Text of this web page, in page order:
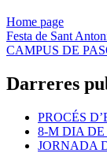
Home page
Navegación
de
entradas
Festa de Sant
CAMPUS DE
Darreres
PROCÉS
8-M DIA DE
JORNADA